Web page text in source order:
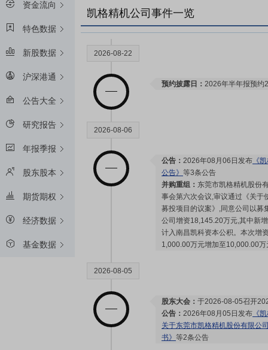
资金流向
特色数据
新股数据
沪深港通
公告大全
研究报告
年报季报
股东股本
期货期权
经济数据
基金数据
凯格精机公司事件一览
2026-08-22
预约披露日： 2026年半年报预约
2026-08-06
公告： 2026年08月06日发布 《
公告》 等3条公告
并购重组： 东莞市凯格精机股份
事会第六次会议,审议通过《关于
募投项目的议案》,同意公司以募
公司增资18,145.20万元,其中新
计入南昌凯科资本公积。本次增
1,000.00万元增加至10,000.00
2026-08-05
股东大会： 于2026-08-05召开
公告： 2026年08月05日发布 《
关于东莞市凯格精机股份有限公
书》 等2条公告